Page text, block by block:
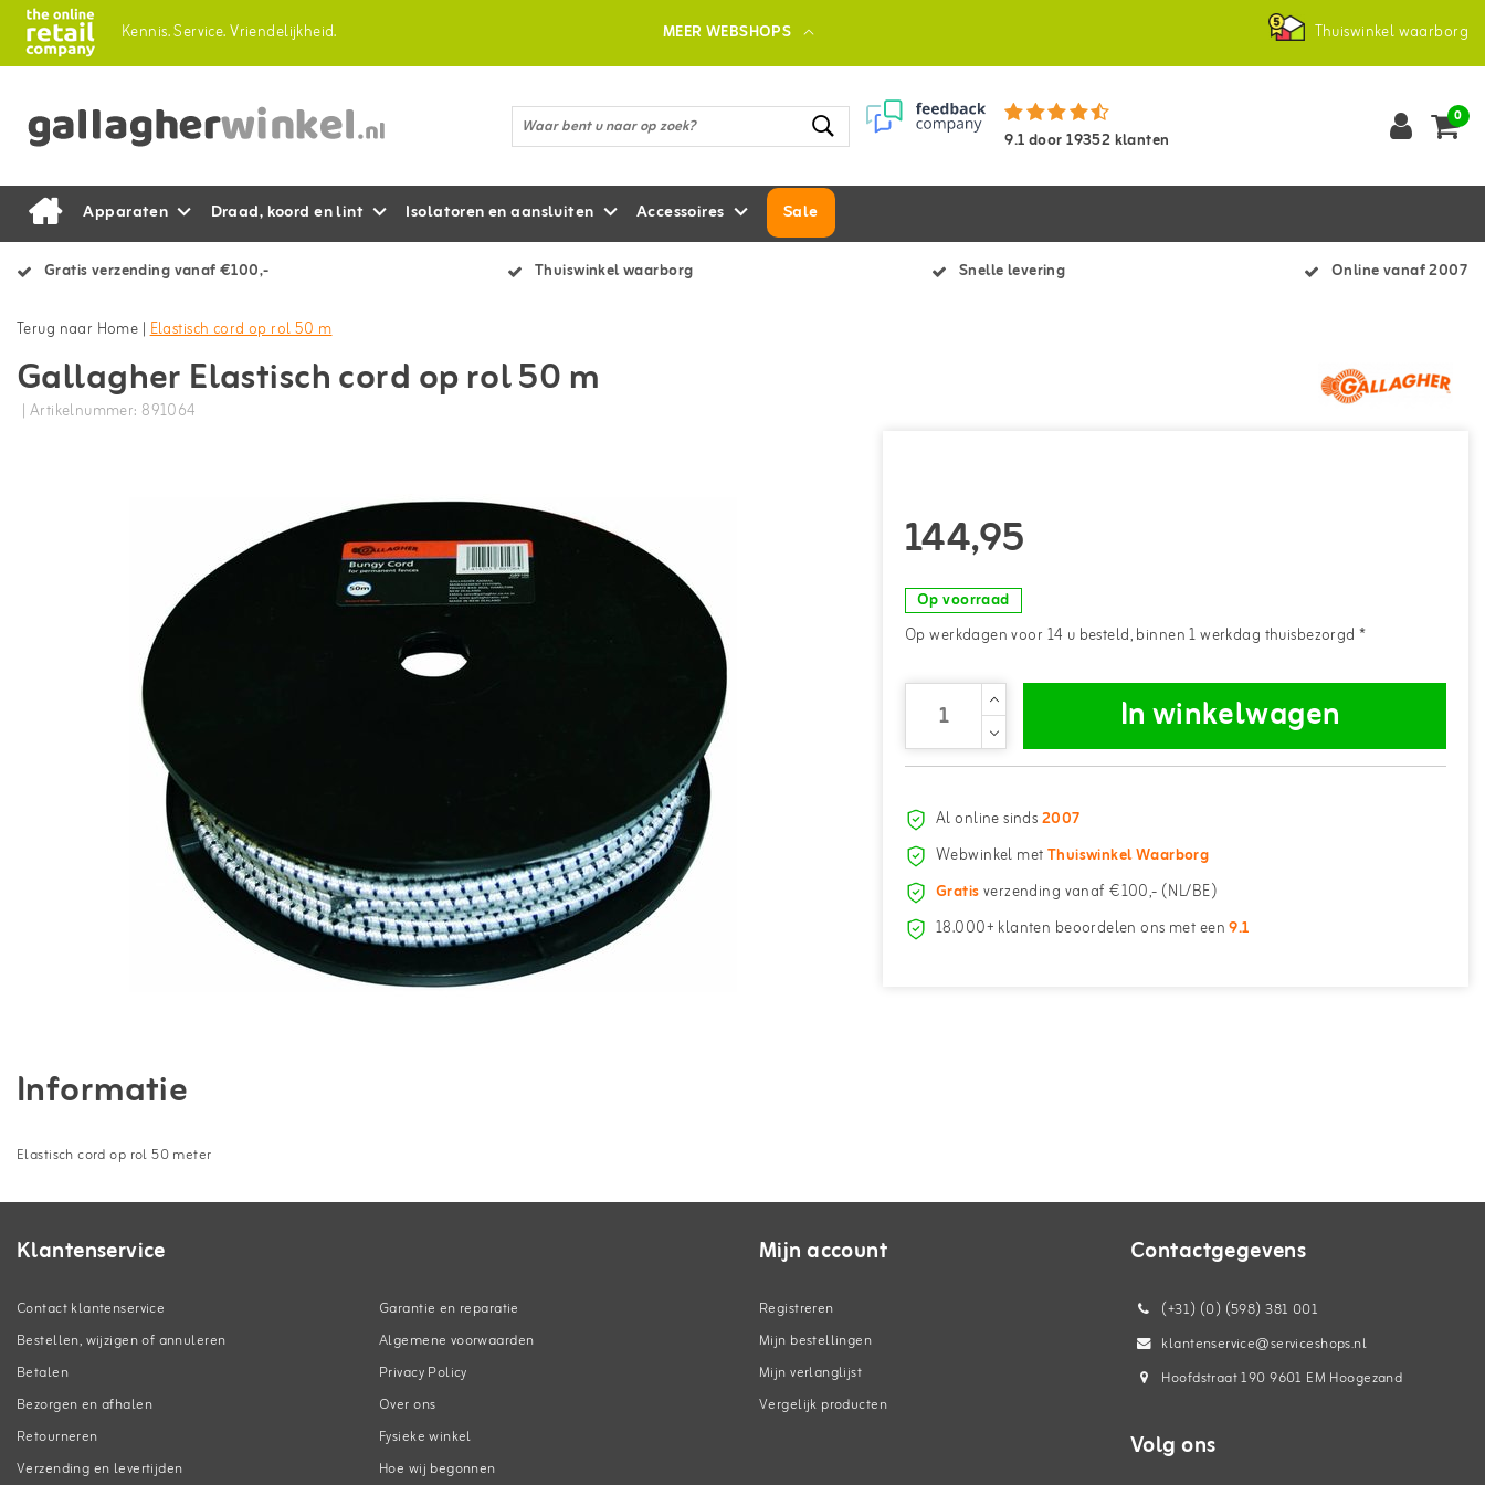
Kennis.Service.Vriendelijkheid. MEER WEBSHOPS Thuiswinkel waarborg
9.1door19352klanten
0
Apparaten Draad, koord en lint Isolatoren en aansluiten Accessoires Sale
Gratis verzending vanaf €100,- Thuiswinkel waarborg Snelle levering Online vanaf 2007
Terug naar Home |Elastisch cord op rol 50 m
Gallagher Elastisch cord op rol 50 m
| Artikelnummer: 891064
144,95
Op voorraad
Op werkdagen voor 14 u besteld, binnen 1 werkdag thuisbezorgd *
In winkelwagen
Al online sinds2007
Webwinkel metThuiswinkel Waarborg
Gratisverzending vanaf €100,- (NL/BE)
18.000+ klanten beoordelen ons met een9.1
Informatie
Elastisch cord op rol 50 meter
Klantenservice
Contact klantenservice
Bestellen, wijzigen of annuleren
Betalen
Bezorgen en afhalen
Retourneren
Verzending en levertijden
Garantie en reparatie
Algemene voorwaarden
Privacy Policy
Over ons
Fysieke winkel
Hoe wij begonnen
Mijn account
Registreren
Mijn bestellingen
Mijn verlanglijst
Vergelijk producten
Contactgegevens
(+31) (0) (598) 381 001
klantenservice@serviceshops.nl
Hoofdstraat 190 9601 EM Hoogezand
Volg ons